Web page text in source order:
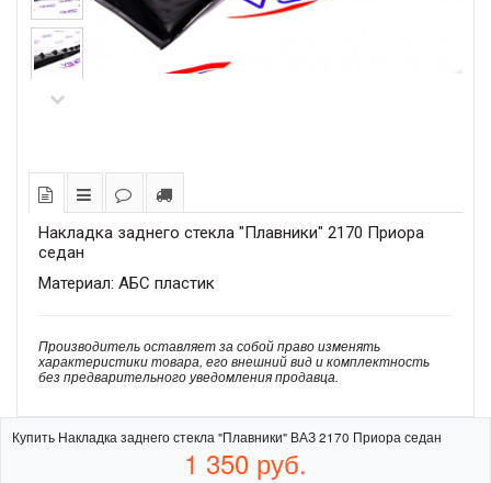
Накладка заднего стекла "Плавники" 2170 Приора
седан
Материал: АБС пластик
Производитель оставляет за собой право изменять
характеристики товара, его внешний вид и комплектность
без предварительного уведомления продавца.
Купить Накладка заднего стекла "Плавники" ВАЗ 2170 Приора седан
1 350 руб.